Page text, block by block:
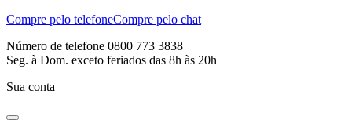
Compre pelo telefoneCompre pelo chat
Número de telefone 0800 773 3838
Seg. à Dom. exceto feriados das 8h às 20h
Sua conta